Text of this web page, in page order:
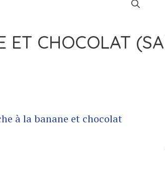
ET CHOCOLAT